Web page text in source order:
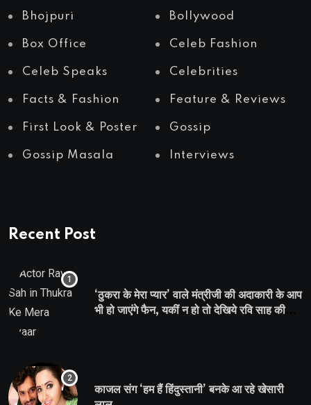
Bhojpuri Bollywood
Box Office Celeb Fashion
Celeb Speaks Celebrities
Facts & Fashion Feature & Reviews
First Look & Poster Gossip
Gossip Masala Interviews
Recent Post
‘ठुकरा के मेरा प्यार’ वाले मंत्रीजी की अदाकारी के आप
भी हो जाएंगे फैन, यकीं न हो तो देखिये रवि साह की
काजल संग ‘हम हैं हिंदुस्तानी’ बनके आ रहे खेसारी